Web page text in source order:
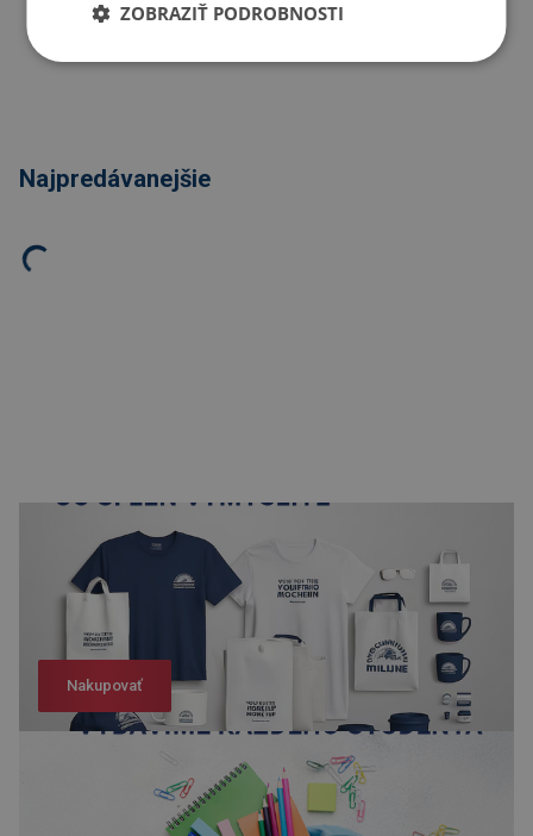
Najpredávanejšie
Nakupovať
ZOBRAZIŤ PODROBNOSTI